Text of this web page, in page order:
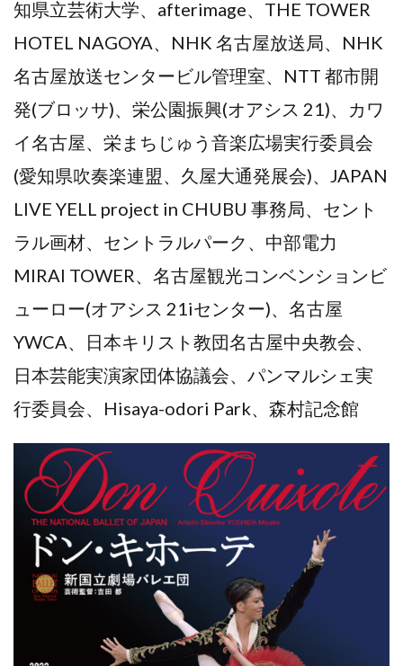
知県立芸術大学、afterimage、THE TOWER
HOTEL NAGOYA、NHK 名古屋放送局、NHK
名古屋放送センタービル管理室、NTT 都市開
発(ブロッサ)、栄公園振興(オアシス 21)、カワ
イ名古屋、栄まちじゅう音楽広場実行委員会
(愛知県吹奏楽連盟、久屋大通発展会)、JAPAN
LIVE YELL project in CHUBU 事務局、セント
ラル画材、セントラルパーク、中部電力
MIRAI TOWER、名古屋観光コンベンションビ
ューロー(オアシス 21iセンター)、名古屋
YWCA、日本キリスト教団名古屋中央教会、
日本芸能実演家団体協議会、パンマルシェ実
行委員会、Hisaya-odori Park、森村記念館